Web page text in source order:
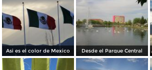
Asi es el color de Mexico Desde el Parque Central